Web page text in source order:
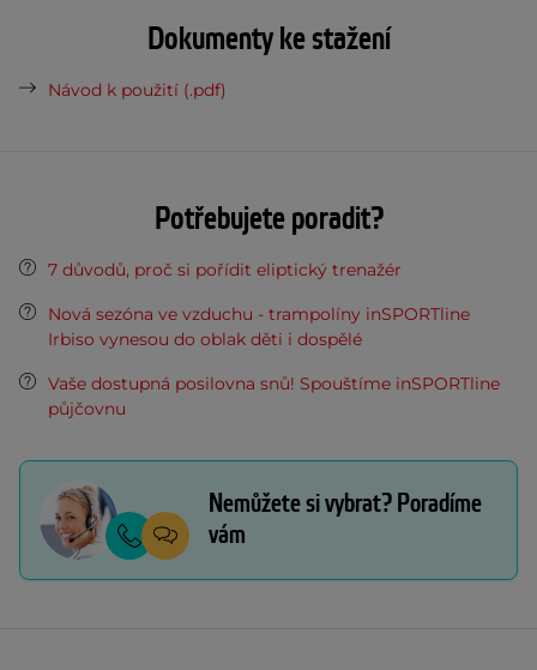
Dokumenty ke stažení
Návod k použití (.pdf)
Potřebujete poradit?
7 důvodů, proč si pořídit eliptický trenažér
Nová sezóna ve vzduchu - trampolíny inSPORTline
Irbiso vynesou do oblak děti i dospělé
Vaše dostupná posilovna snů! Spouštíme inSPORTline
půjčovnu
Nemůžete si vybrat? Poradíme
vám